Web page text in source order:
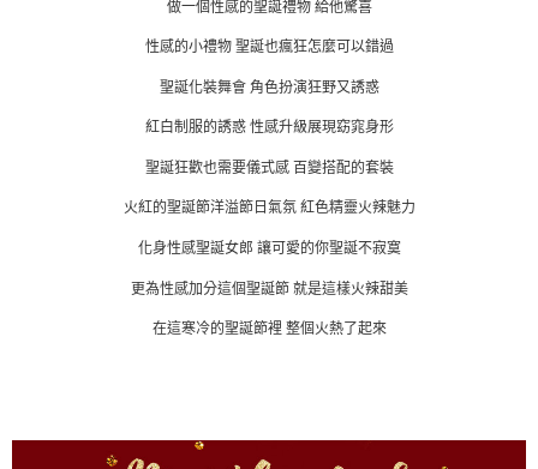
做一個性感的聖誕禮物 給他驚喜
性感的小禮物 聖誕也瘋狂怎麼可以錯過
聖誕化裝舞會 角色扮演狂野又誘惑
紅白制服的誘惑 性感升級展現窈窕身形
聖誕狂歡也需要儀式感 百變搭配的套裝
火紅的聖誕節洋溢節日氣氛 紅色精靈火辣魅力
化身性感聖誕女郎 讓可愛的你聖誕不寂寞
更為性感加分這個聖誕節 就是這樣火辣甜美
在這寒冷的聖誕節裡 整個火熱了起來